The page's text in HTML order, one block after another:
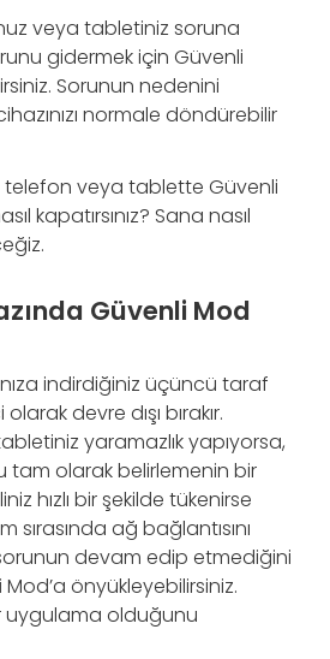
veya tabletiniz soruna
gidermek için Güvenli
Sorunun nedenini
normale döndürebilir
telefon veya tablette Güvenli
kapatırsınız? Sana nasıl
Güvenli Mod
indirdiğiniz üçüncü taraf
devre dışı bırakır.
yaramazlık yapıyorsa,
tam olarak belirlemenin bir
hızlı bir şekilde tükenirse
sırasında ağ bağlantısını
devam edip etmediğini
önyükleyebilirsiniz.
uygulama olduğunu